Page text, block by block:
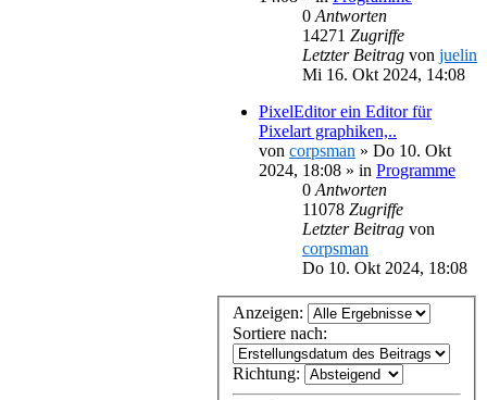
0 Antworten
14271 Zugriffe
Letzter Beitrag von juelin
Mi 16. Okt 2024, 14:08
PixelEditor ein Editor für
Pixelart graphiken,..
von corpsman » Do 10. Okt
2024, 18:08 » in Programme
0 Antworten
11078 Zugriffe
Letzter Beitrag von
corpsman
Do 10. Okt 2024, 18:08
Anzeigen:
Sortiere nach:
Richtung: